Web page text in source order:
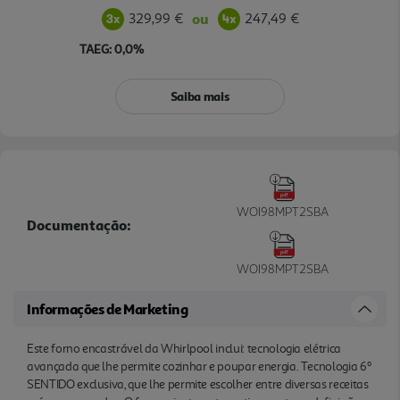
329,99 € ou 247,49 €
TAEG: 0,0%
Saiba mais
Documentação:
WOI98MPT2SBA
WOI98MPT2SBA
Informações de Marketing
Este forno encastrável da Whirlpool inclui: tecnologia elétrica
avançada que lhe permite cozinhar e poupar energia. Tecnologia 6º
SENTIDO exclusiva, que lhe permite escolher entre diversas receitas